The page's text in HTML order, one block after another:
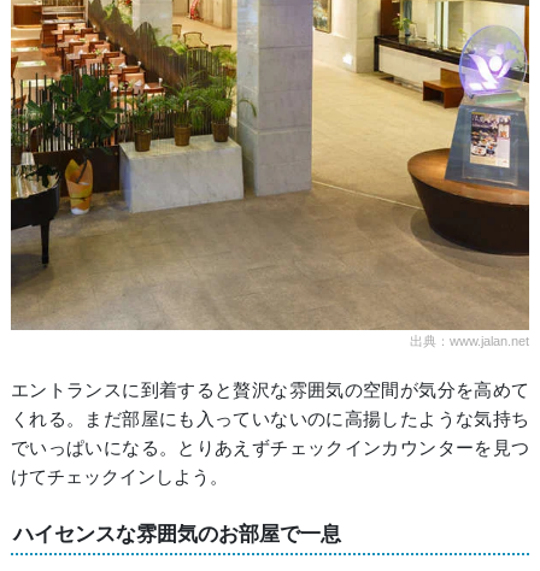
出典：www.jalan.net
エントランスに到着すると贅沢な雰囲気の空間が気分を高めて
くれる。まだ部屋にも入っていないのに高揚したような気持ち
でいっぱいになる。とりあえずチェックインカウンターを見つ
けてチェックインしよう。
ハイセンスな雰囲気のお部屋で一息